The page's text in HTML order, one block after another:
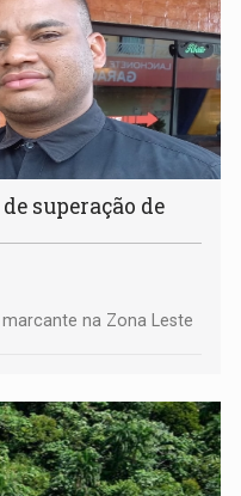
superação de
na Zona Leste